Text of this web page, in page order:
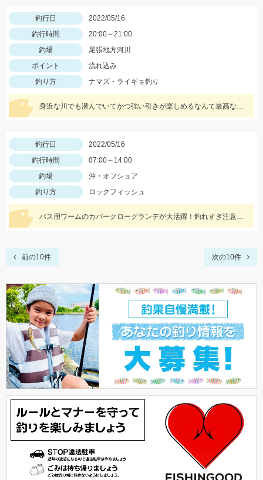
釣行日
2022/05/16
釣行時間
20:00～21:00
釣場
尾張地方河川
ポイント
流れ込み
釣り方
ナマズ・ライギョ釣り
身近な川でも潜んでいてかつ強い引きが楽しめるなんて最高な遊び相手です！
釣行日
2022/05/16
釣行時間
07:00～14:00
釣場
沖・オフショア
釣り方
ロックフィッシュ
バス用ワームのカバークローグランデが大活躍！釣れすぎ注意なのでワームは沢山用意してくださいネ
前の10件 次の10件